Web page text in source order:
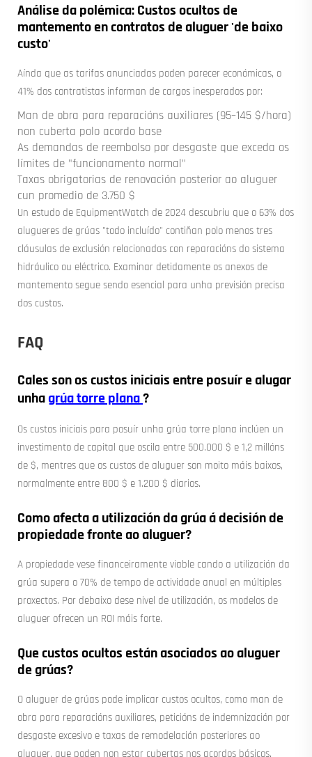
Análise da polémica: Custos ocultos de
mantemento en contratos de aluguer 'de baixo
custo'
Aínda que as tarifas anunciadas poden parecer económicas, o
41% dos contratistas informan de cargos inesperados por:
Man de obra para reparacións auxiliares (95–145 $/hora)
non cuberta polo acordo base
As demandas de reembolso por desgaste que exceda os
límites de "funcionamento normal"
Taxas obrigatorias de renovación posterior ao aluguer
cun promedio de 3.750 $
Un estudo de EquipmentWatch de 2024 descubriu que o 63% dos
alugueres de grúas "todo incluído" contiñan polo menos tres
cláusulas de exclusión relacionadas con reparacións do sistema
hidráulico ou eléctrico. Examinar detidamente os anexos de
mantemento segue sendo esencial para unha previsión precisa
dos custos.
FAQ
Cales son os custos iniciais entre posuír e alugar
unhagrúa torre plana?
Os custos iniciais para posuír unha grúa torre plana inclúen un
investimento de capital que oscila entre 500.000 $ e 1,2 millóns
de $, mentres que os custos de aluguer son moito máis baixos,
normalmente entre 800 $ e 1.200 $ diarios.
Como afecta a utilización da grúa á decisión de
propiedade fronte ao aluguer?
A propiedade vese financeiramente viable cando a utilización da
grúa supera o 70% de tempo de actividade anual en múltiples
proxectos. Por debaixo dese nivel de utilización, os modelos de
aluguer ofrecen un ROI máis forte.
Que custos ocultos están asociados ao aluguer
de grúas?
O aluguer de grúas pode implicar custos ocultos, como man de
obra para reparacións auxiliares, peticións de indemnización por
desgaste excesivo e taxas de remodelación posteriores ao
aluguer, que poden non estar cubertas nos acordos básicos.